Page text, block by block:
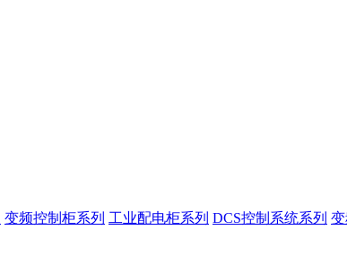
变频控制柜系列 工业配电柜系列 DCS控制系统系列